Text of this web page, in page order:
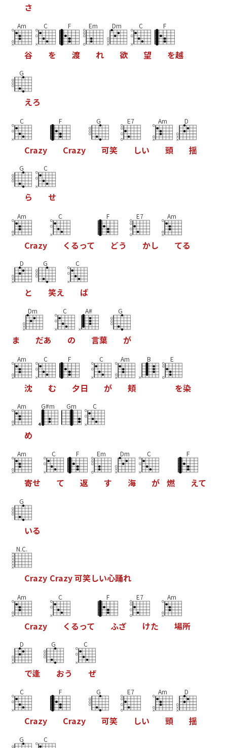
さ
Am
谷
C
を
F
渡
Em
れ
Dm
欲
C
望
F
を越
G
えろ
C
Crazy
F
Crazy
G
可笑
E7
しい
Am
頭
D
揺
G
ら
C
せ
Am
Crazy
C
く るって
F
どう
E7
かし
Am
てる
D
と
G
笑え
C
ば
ま
Dm
だあ
C
の
A#
言葉
G
が
Am
沈
C
む
F
夕日
C
が
Am
頬
B E
を染
Am
め
G#m Gm C
Am
寄せ
C
て
F
返
Em
す
Dm
海
C
が 燃
F
えて
G
いる
N.C.
Crazy Crazy可笑しい心踊れ
Am
Crazy
C
く るって
F
ふざ
E7
けた
Am
場所
D
で逢
G
おう
C
ぜ
C
Crazy
F
Crazy
G
可笑
E7
しい
Am
頭
D
揺
G C